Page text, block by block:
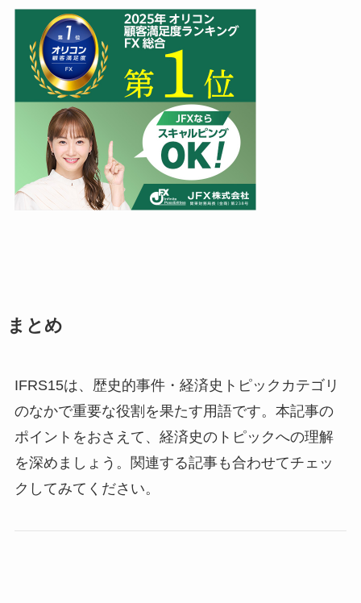
まとめ
IFRS15は、歴史的事件・経済史トピックカテゴリ
のなかで重要な役割を果たす用語です。本記事の
ポイントをおさえて、経済史のトピックへの理解
を深めましょう。関連する記事も合わせてチェッ
クしてみてください。